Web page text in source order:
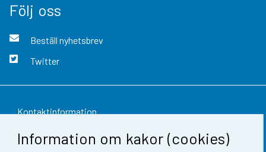
Information om kakor (cookies)
Följ oss
Beställ nyhetsbrev
Twitter
Kontaktinformation
Respons